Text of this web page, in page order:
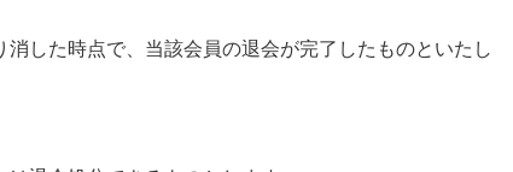
した時点で、当該会員の退会が完了したものといたし